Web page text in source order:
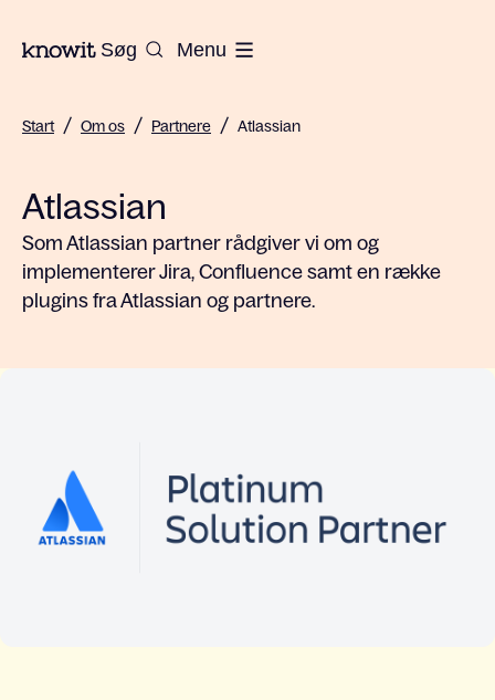
Til Knowits hjemmeside
Søg Menu
Start / Om os / Partnere / Atlassian
Atlassian
Som Atlassian partner rådgiver vi om og
implementerer Jira, Confluence samt en række
plugins fra Atlassian og partnere.